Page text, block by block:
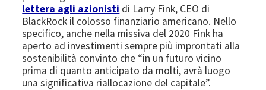
lettera agli azionisti di Larry Fink, CEO di
BlackRock il colosso finanziario americano. Nello
specifico, anche nella missiva del 2020 Fink ha
aperto ad investimenti sempre più improntati alla
sostenibilità convinto che “in un futuro vicino
prima di quanto anticipato da molti, avrà luogo
una significativa riallocazione del capitale”.